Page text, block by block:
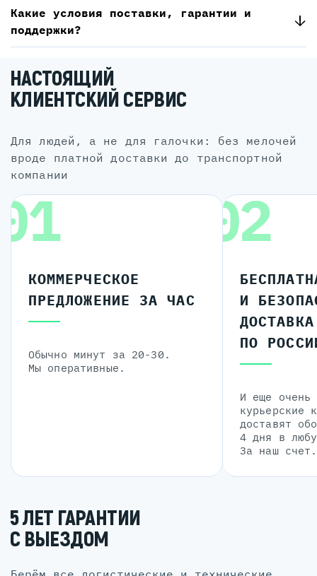
Какие условия поставки, гарантии и
поддержки?
НАСТОЯЩИЙ
КЛИЕНТСКИЙ СЕРВИС
для людей, а не для галочки: без мелочей
вроде платной доставки до транспортной
компании
КОММЕРЧЕСКОЕ
ПРЕДЛОЖЕНИЕ ЗА ЧАС
Обычно минут за 20-30.
Мы оперативные.
02
И
ДОСТАВКА
ПО
И еще очень
курьерские
доставят
4 дня в
За наш счет.
5 ЛЕТ ГАРАНТИИ
С ВЫЕЗДОМ